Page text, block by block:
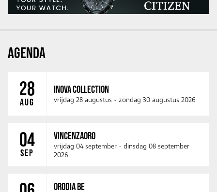
AGENDA
28
AUG
INOVA COLLECTION
vrijdag 28 augustus - zondag 30 augustus 2026
04
SEP
VINCENZAORO
vrijdag 04 september - dinsdag 08 september
2026
ORODIA BE